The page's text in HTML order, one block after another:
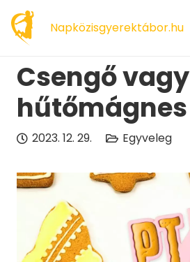
Napközisgyerektábor.hu
Csengő vagy
hűtőmágnes
2023. 12. 29. Egyveleg